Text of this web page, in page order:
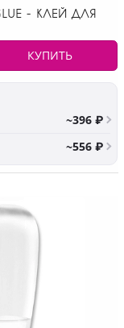
- КЛЕЙ ДЛЯ
КУПИТЬ
~396 ₽
~556 ₽